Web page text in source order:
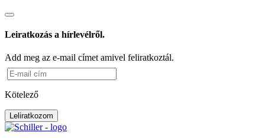
Leiratkozás a hírlevélről.
Add meg az e-mail címet amivel feliratkoztál.
Kötelező
Leliratkozom